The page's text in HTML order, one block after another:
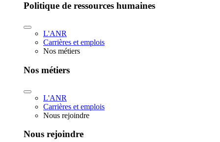
Politique de ressources humaines
L'ANR
Carrières et emplois
Nos métiers
Nos métiers
L'ANR
Carrières et emplois
Nous rejoindre
Nous rejoindre